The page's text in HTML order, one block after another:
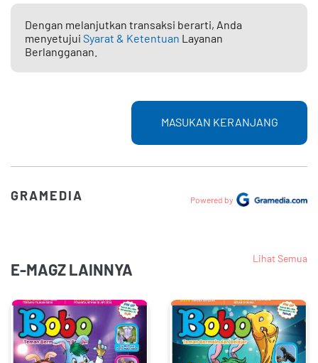
Dengan melanjutkan transaksi berarti, Anda
menyetujui Syarat & Ketentuan Layanan
Berlangganan.
MASUKAN KERANJANG
GRAMEDIA Powered by
E-MAGZ LAINNYA
Lihat Semua